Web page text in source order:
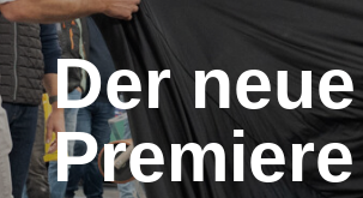
Der